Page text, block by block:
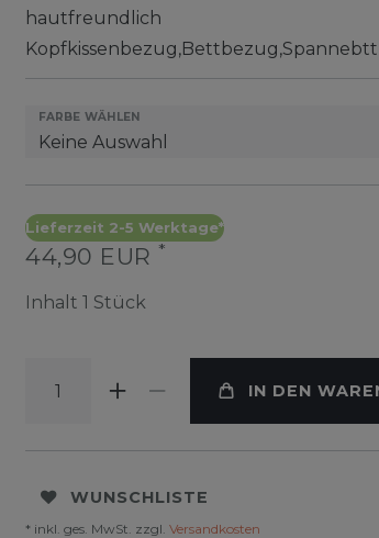
hautfreundlich
FARBE WÄHLEN
Lieferzeit 2-5 Werktage*
44,90 EUR *
Inhalt 1 Stück
IN DEN
WUNSCHLISTE
* inkl. ges. MwSt. zzgl. Versandkosten